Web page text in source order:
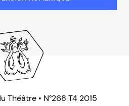
Théâtre • N°268 T4 2015